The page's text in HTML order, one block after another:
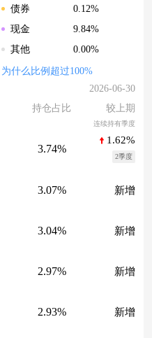
债券
0.12%
现金
9.84%
其他
0.00%
为什么比例超过100%
2026-06-30
持仓占比 较上期
连续持有季度
3.74%
1.62%
2季度
3.07% 新增
3.04% 新增
2.97% 新增
2.93% 新增